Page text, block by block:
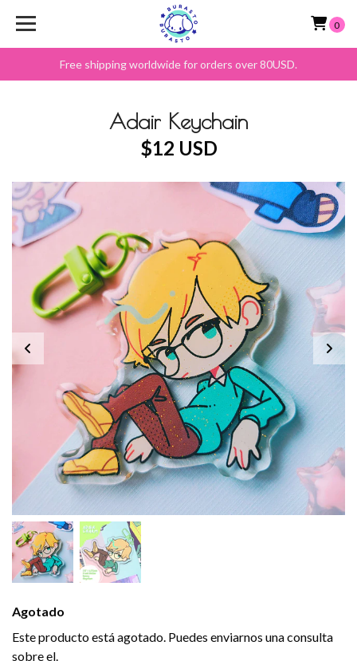
Free shipping worldwide for orders over 80USD.
0
Adair Keychain
$12 USD
Agotado
Este producto está agotado. Puedes enviarnos una consulta
sobre el.